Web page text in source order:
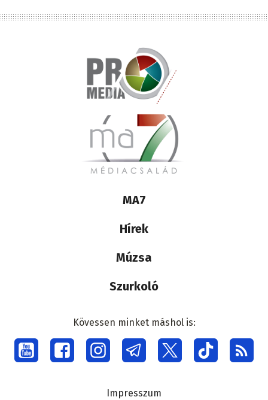
Lábléc
médiacsalád
MA7
Hírek
Múzsa
Szurkoló
Social
menu
Kövessen minket máshol is:
Impresszum